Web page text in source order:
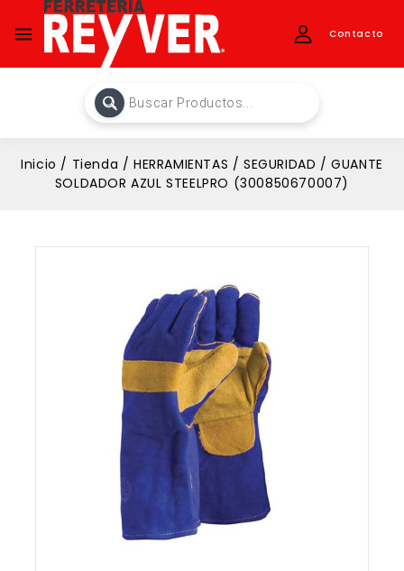
Contacto
Inicio / Tienda / HERRAMIENTAS / SEGURIDAD / GUANTE
SOLDADOR AZUL STEELPRO (300850670007)